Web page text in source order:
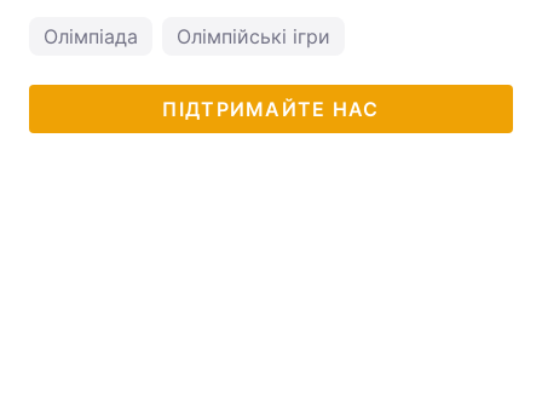
Олімпіада Олімпійські ігри
ПІДТРИМАЙТЕ НАС